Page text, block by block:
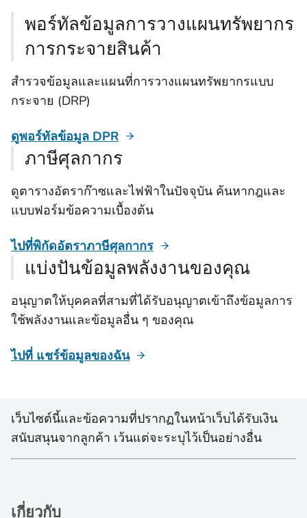
พอร์ทัลข้อมูลการวางแผนทรัพยากร
การกระจายสินค้า
สํารวจข้อมูลและแผนที่การวางแผนทรัพยากรแบบ
กระจาย (DRP)
ดูพอร์ทัลข้อมูล DPR
ภาษีศุลกากร
ดูตารางอัตราก๊าซและไฟฟ้าในปัจจุบัน ค้นหากฎและ
แบบฟอร์มข้อความเบื้องต้น
ไปที่พิกัดอัตราภาษีศุลกากร
แบ่งปันข้อมูลพลังงานของคุณ
อนุญาตให้บุคคลที่สามที่ได้รับอนุญาตเข้าถึงข้อมูลการ
ใช้พลังงานและข้อมูลอื่น ๆ ของคุณ
ไปที่ แชร์ข้อมูลของฉัน
เว็บไซต์นี้และข้อความที่ปรากฏในหน้าเว็บได้รับเงิน
สนับสนุนจากลูกค้า เว้นแต่จะระบุไว้เป็นอย่างอื่น
เกี่ยวกับ